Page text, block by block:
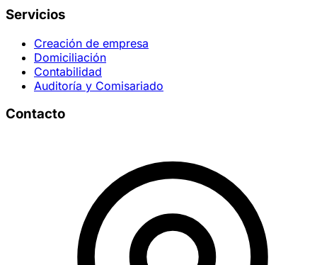
Servicios
Creación de empresa
Domiciliación
Contabilidad
Auditoría y Comisariado
Contacto